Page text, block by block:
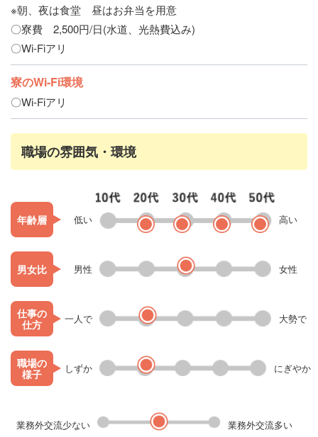
※朝、夜は食堂 昼はお弁当を用意
〇寮費 2,500円/日(水道、光熱費込み)
〇Wi-Fiアリ
寮のWi-Fi環境
〇Wi-Fiアリ
職場の雰囲気・環境
年齢層 低い 高い
男女比 男性 女性
仕事の
仕方
一人で 大勢で
職場の
様子
しずか にぎやか
業務外交流少ない 業務外交流多い